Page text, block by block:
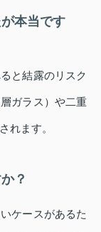
本当です
と結露のリスク
ガラス）や二重
れます。
？
ケースがあるた